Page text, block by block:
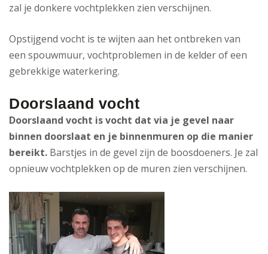
zal je donkere vochtplekken zien verschijnen.
Opstijgend vocht is te wijten aan het ontbreken van
een spouwmuur, vochtproblemen in de kelder of een
gebrekkige waterkering.
Doorslaand vocht
Doorslaand vocht is vocht dat via je gevel naar
binnen doorslaat en je binnenmuren op die manier
bereikt. Barstjes in de gevel zijn de boosdoeners. Je zal
opnieuw vochtplekken op de muren zien verschijnen.